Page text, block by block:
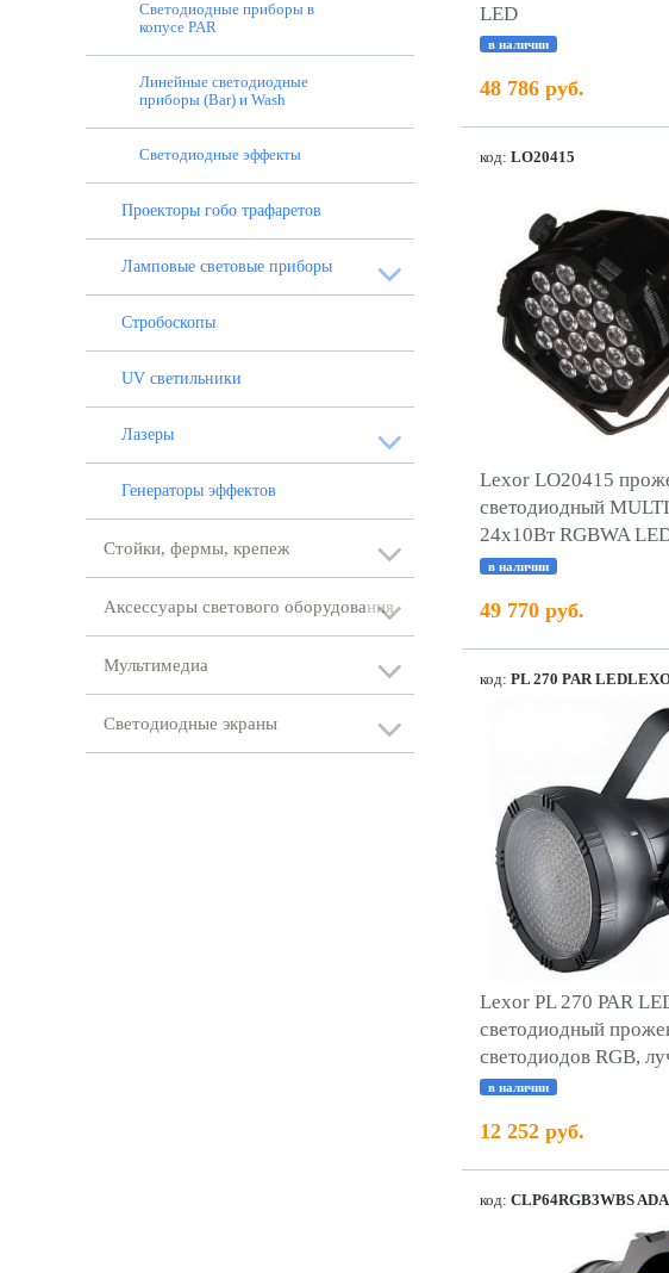
Светодиодные приборы в
копусе PAR
Линейные светодиодные
приборы (Bar) и Wash
Светодиодные эффекты
Проекторы гобо трафаретов
Ламповые световые приборы
Стробоскопы
UV светильники
Лазеры
Генераторы эффектов
Стойки, фермы, крепеж
Аксессуары светового оборудования
Мультимедиа
Светодиодные экраны
LED
в наличии
48 786 руб.
код: LO20415
Lexor LO20415
светодиодный
24х10Вт RGBWA
в наличии
49 770 руб.
код: PL 270 PAR
Lexor PL 270 PAR
светодиодный
светодиодов RGB,
в наличии
12 252 руб.
код: CLP64RGB3WBS